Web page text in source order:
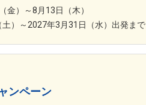
金）～8月13日（木）
）～2027年3月31日（水）出発まで
ンペーン